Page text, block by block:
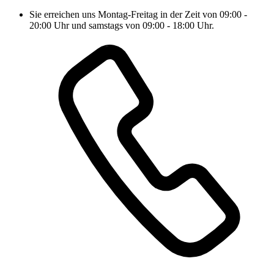
Sie erreichen uns Montag-Freitag in der Zeit von 09:00 -
20:00 Uhr und samstags von 09:00 - 18:00 Uhr.